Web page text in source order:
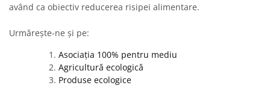
având ca obiectiv reducerea risipei alimentare.
Urmărește-ne și pe:
Asociația 100% pentru mediu
Agricultură ecologică
Produse ecologice